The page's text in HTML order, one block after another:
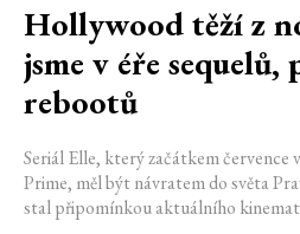
Hollywood těží z
jsme v éře sequelů,
rebootů
Seriál Elle, který začátkem
Prime, měl být návratem do světa
stal připomínkou aktuálního